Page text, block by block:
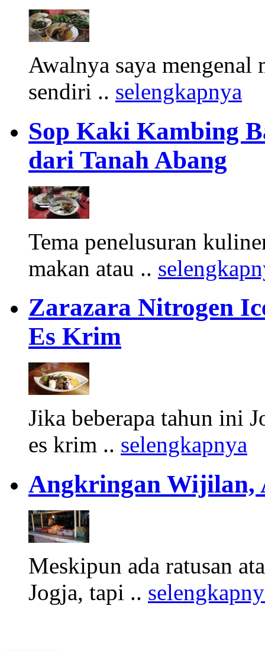
Awalnya saya mengenal
sendiri .. selengkapnya
Sop Kaki Kambing
dari Tanah Abang
Tema penelusuran
makan atau ..
Zarazara Nitrogen
Es Krim
Jika beberapa tahun ini
es krim .. selengkapnya
Angkringan Wijilan,
Meskipun ada ratusan
Jogja, tapi ..